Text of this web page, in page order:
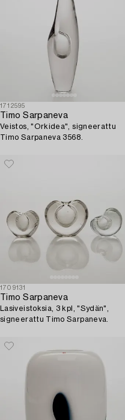
1712595
Timo Sarpaneva
Veistos, "Orkidea", signeerattu
Timo Sarpaneva 3568.
1709131
Timo Sarpaneva
Lasiveistoksia, 3 kpl, "Sydän",
signeerattu Timo Sarpaneva.